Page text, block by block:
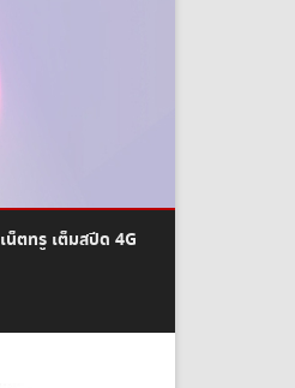
เน็ตทรู เต็มสปีด 4G